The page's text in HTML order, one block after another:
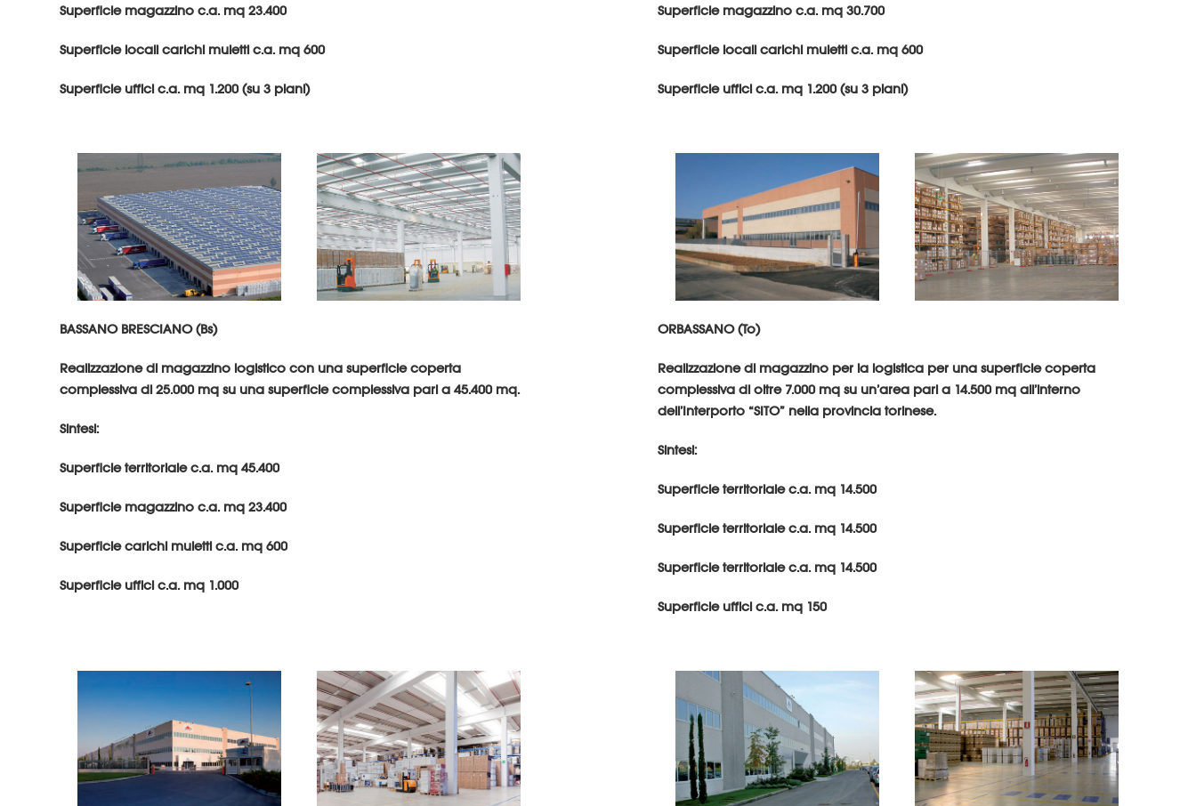
Superficie magazzino c.a. mq 23.400
Superficie locali carichi muletti c.a. mq 600
Superficie uffici c.a. mq 1.200 (su 3 piani)
Superficie magazzino c.a. mq 30.700
Superficie locali carichi muletti c.a. mq 600
Superficie uffici c.a. mq 1.200 (su 3 piani)
BASSANO BRESCIANO (Bs)
Realizzazione di magazzino logistico con una superficie coperta
complessiva di 25.000 mq su una superficie complessiva pari a 45.400 mq.
Sintesi:
Superficie territoriale c.a. mq 45.400
Superficie magazzino c.a. mq 23.400
Superficie carichi muletti c.a. mq 600
Superficie uffici c.a. mq 1.000
ORBASSANO (To)
Realizzazione di magazzino per la logistica per una superficie coperta
complessiva di oltre 7.000 mq su un’area pari a 14.500 mq all’interno
dell’Interporto “SITO” nella provincia torinese.
Sintesi:
Superficie territoriale c.a. mq 14.500
Superficie territoriale c.a. mq 14.500
Superficie territoriale c.a. mq 14.500
Superficie uffici c.a. mq 150